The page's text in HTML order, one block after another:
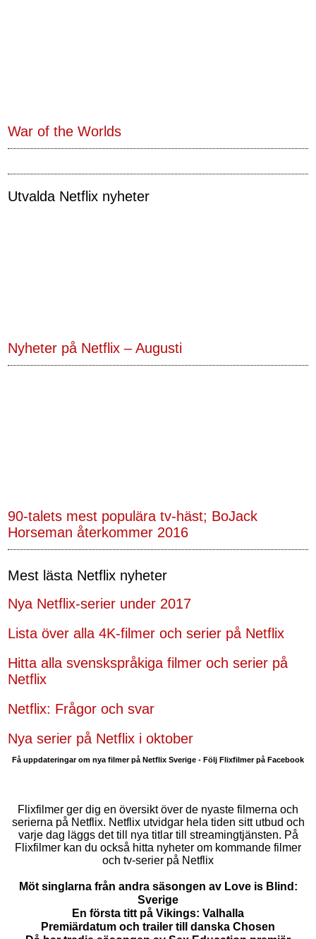
War of the Worlds
Utvalda Netflix nyheter
Nyheter på Netflix – Augusti
90-talets mest populära tv-häst; BoJack
Horseman återkommer 2016
Mest lästa Netflix nyheter
Nya Netflix-serier under 2017
Lista över alla 4K-filmer och serier på Netflix
Hitta alla svenskspråkiga filmer och serier på
Netflix
Netflix: Frågor och svar
Nya serier på Netflix i oktober
Få uppdateringar om nya filmer på Netflix Sverige - Följ Flixfilmer på Facebook
Flixfilmer ger dig en översikt över de nyaste filmerna och
serierna på Netflix. Netflix utvidgar hela tiden sitt utbud och
varje dag läggs det till nya titlar till streamingtjänsten. På
Flixfilmer kan du också hitta nyheter om kommande filmer
och tv-serier på Netflix
Möt singlarna från andra säsongen av Love is Blind:
Sverige
En första titt på Vikings: Valhalla
Premiärdatum och trailer till danska Chosen